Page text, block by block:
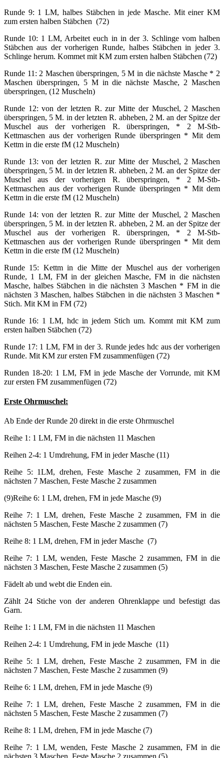
Runde 9: 1 LM, halbes Stäbchen in jede Masche. Mit einer KM
zum ersten halben Stäbchen (72)
Runde 10: 1 LM, Arbeitet euch in in der 3. Schlinge vom halben
Stäbchen aus der vorherigen Runde, halbes Stäbchen in jeder 3.
Schlinge herum. Kommet mit KM zum ersten halben Stäbchen (72)
Runde 11: 2 Maschen überspringen, 5 M in die nächste Masche * 2
Maschen überspringen, 5 M in die nächste Masche, 2 Maschen
überspringen, (12 Muscheln)
Runde 12: von der letzten R. zur Mitte der Muschel, 2 Maschen
überspringen, 5 M. in der letzten R. abheben, 2 M. an der Spitze der
Muschel aus der vorherigen R. überspringen, * 2 M-Stb-
Kettmaschen aus der vorherigen Runde überspringen * Mit dem
Kettm in die erste fM (12 Muscheln)
Runde 13: von der letzten R. zur Mitte der Muschel, 2 Maschen
überspringen, 5 M. in der letzten R. abheben, 2 M. an der Spitze der
Muschel aus der vorherigen R. überspringen, * 2 M-Stb-
Kettmaschen aus der vorherigen Runde überspringen * Mit dem
Kettm in die erste fM (12 Muscheln)
Runde 14: von der letzten R. zur Mitte der Muschel, 2 Maschen
überspringen, 5 M. in der letzten R. abheben, 2 M. an der Spitze der
Muschel aus der vorherigen R. überspringen, * 2 M-Stb-
Kettmaschen aus der vorherigen Runde überspringen * Mit dem
Kettm in die erste fM (12 Muscheln)
Runde 15: Kettm in die Mitte der Muschel aus der vorherigen
Runde, 1 LM, FM in der gleichen Masche, FM in die nächsten
Masche, halbes Stäbchen in die nächsten 3 Maschen * FM in die
nächsten 3 Maschen, halbes Stäbchen in die nächsten 3 Maschen *
Stich. Mit KM in FM (72)
Runde 16: 1 LM, hdc in jedem Stich um. Kommt mit KM zum
ersten halben Stäbchen (72)
Runde 17: 1 LM, FM in der 3. Runde jedes hdc aus der vorherigen
Runde. Mit KM zur ersten FM zusammenfügen (72)
Runden 18-20: 1 LM, FM in jede Masche der Vorrunde, mit KM
zur ersten FM zusammenfügen (72)
Erste Ohrmuschel:
Ab Ende der Runde 20 direkt in die erste Ohrmuschel
Reihe 1: 1 LM, FM in die nächsten 11 Maschen
Reihen 2-4: 1 Umdrehung, FM in jeder Masche (11)
Reihe 5: 1LM, drehen, Feste Masche 2 zusammen, FM in die
nächsten 7 Maschen, Feste Masche 2 zusammen
(9)Reihe 6: 1 LM, drehen, FM in jede Masche (9)
Reihe 7: 1 LM, drehen, Feste Masche 2 zusammen, FM in die
nächsten 5 Maschen, Feste Masche 2 zusammen (7)
Reihe 8: 1 LM, drehen, FM in jeder Masche (7)
Reihe 7: 1 LM, wenden, Feste Masche 2 zusammen, FM in die
nächsten 3 Maschen, Feste Masche 2 zusammen (5)
Fädelt ab und webt die Enden ein.
Zählt 24 Stiche von der anderen Ohrenklappe und befestigt das
Garn.
Reihe 1: 1 LM, FM in die nächsten 11 Maschen
Reihen 2-4: 1 Umdrehung, FM in jede Masche (11)
Reihe 5: 1 LM, drehen, Feste Masche 2 zusammen, FM in die
nächsten 7 Maschen, Feste Masche 2 zusammen (9)
Reihe 6: 1 LM, drehen, FM in jede Masche (9)
Reihe 7: 1 LM, drehen, Feste Masche 2 zusammen, FM in die
nächsten 5 Maschen, Feste Masche 2 zusammen (7)
Reihe 8: 1 LM, drehen, FM in jede Masche (7)
Reihe 7: 1 LM, wenden, Feste Masche 2 zusammen, FM in die